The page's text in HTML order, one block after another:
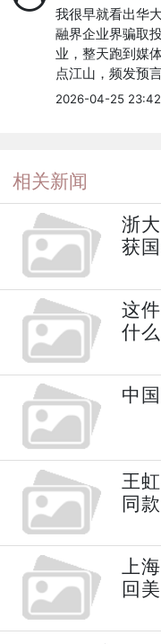
我很早就看出华
融界企业界骗取
业，整天跑到媒
点江山，频发预
2026-04-25 23:42
相关新闻
浙
获
这
什
中
王
同
上
回